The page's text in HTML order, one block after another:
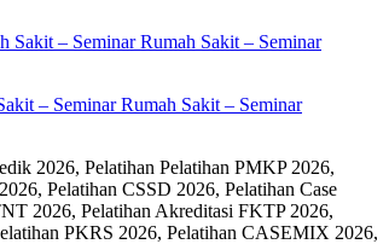
– Seminar Rumah Sakit – Seminar
2026, Pelatihan Pelatihan PMKP 2026,
Pelatihan CSSD 2026, Pelatihan Case
2026, Pelatihan Akreditasi FKTP 2026,
PKRS 2026, Pelatihan CASEMIX 2026,